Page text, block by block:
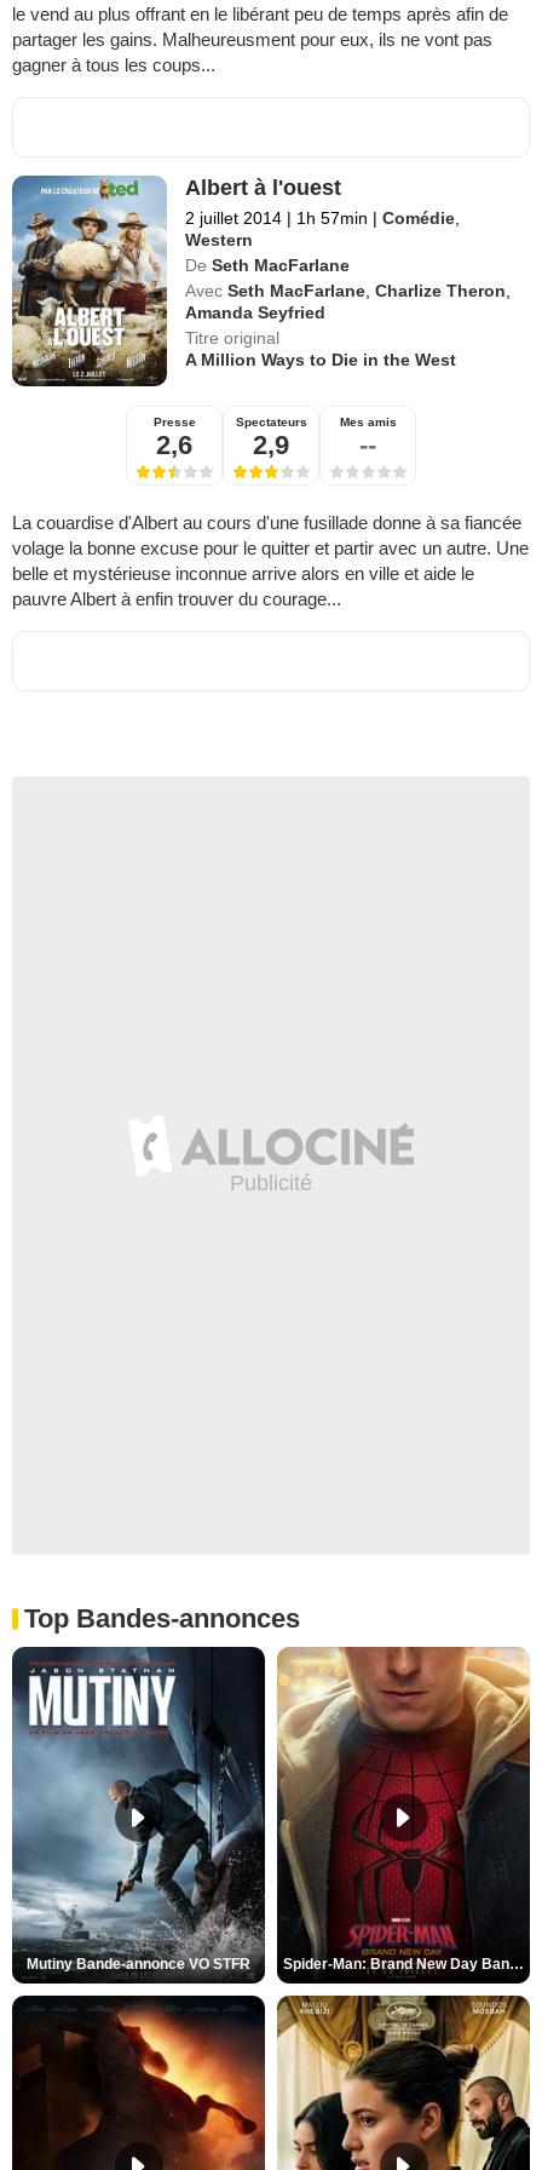
le vend au plus offrant en le libérant peu de temps après afin de
partager les gains. Malheureusment pour eux, ils ne vont pas
gagner à tous les coups...
Albert à l'ouest
2 juillet 2014 | 1h 57min | Comédie
Western
De Seth MacFarlane
Avec Seth MacFarlane ,Charlize Theron
Amanda Seyfried
Titre original
A Million Ways to Die in the West
Presse
2,6
Spectateurs
2,9
Mes amis
--
La couardise d'Albert au cours d'une fusillade donne à sa fiancée
volage la bonne excuse pour le quitter et partir avec un autre. Une
belle et mystérieuse inconnue arrive alors en ville et aide le
pauvre Albert à enfin trouver du courage...
Top Bandes-annonces
Mutiny Bande-annonce VO STFR Spider-Man: Brand New Day Bande-annonce VO STFR